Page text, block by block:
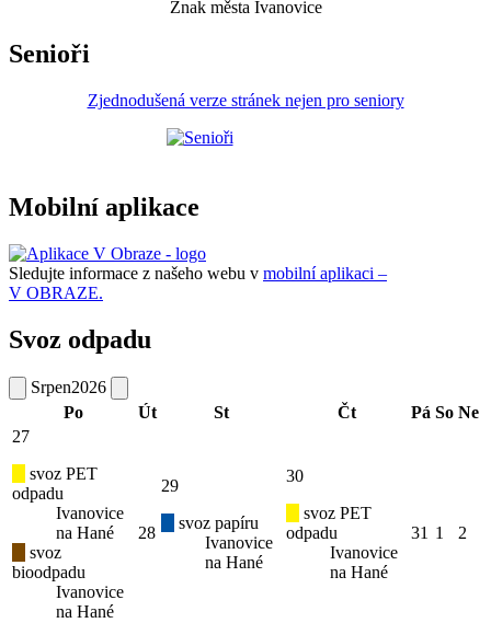
Znak města Ivanovice
Senioři
Zjednodušená verze stránek nejen pro seniory
Mobilní aplikace
Sledujte informace z našeho webu v mobilní aplikaci –
V OBRAZE.
Svoz odpadu
Srpen2026
Po
Út St Čt Pá So Ne
27
svoz PET
odpadu
Ivanovice
na Hané
svoz
bioodpadu
Ivanovice
na Hané
28
29
svoz papíru
Ivanovice
na Hané
30
svoz PET
odpadu
Ivanovice
na Hané
31 1 2